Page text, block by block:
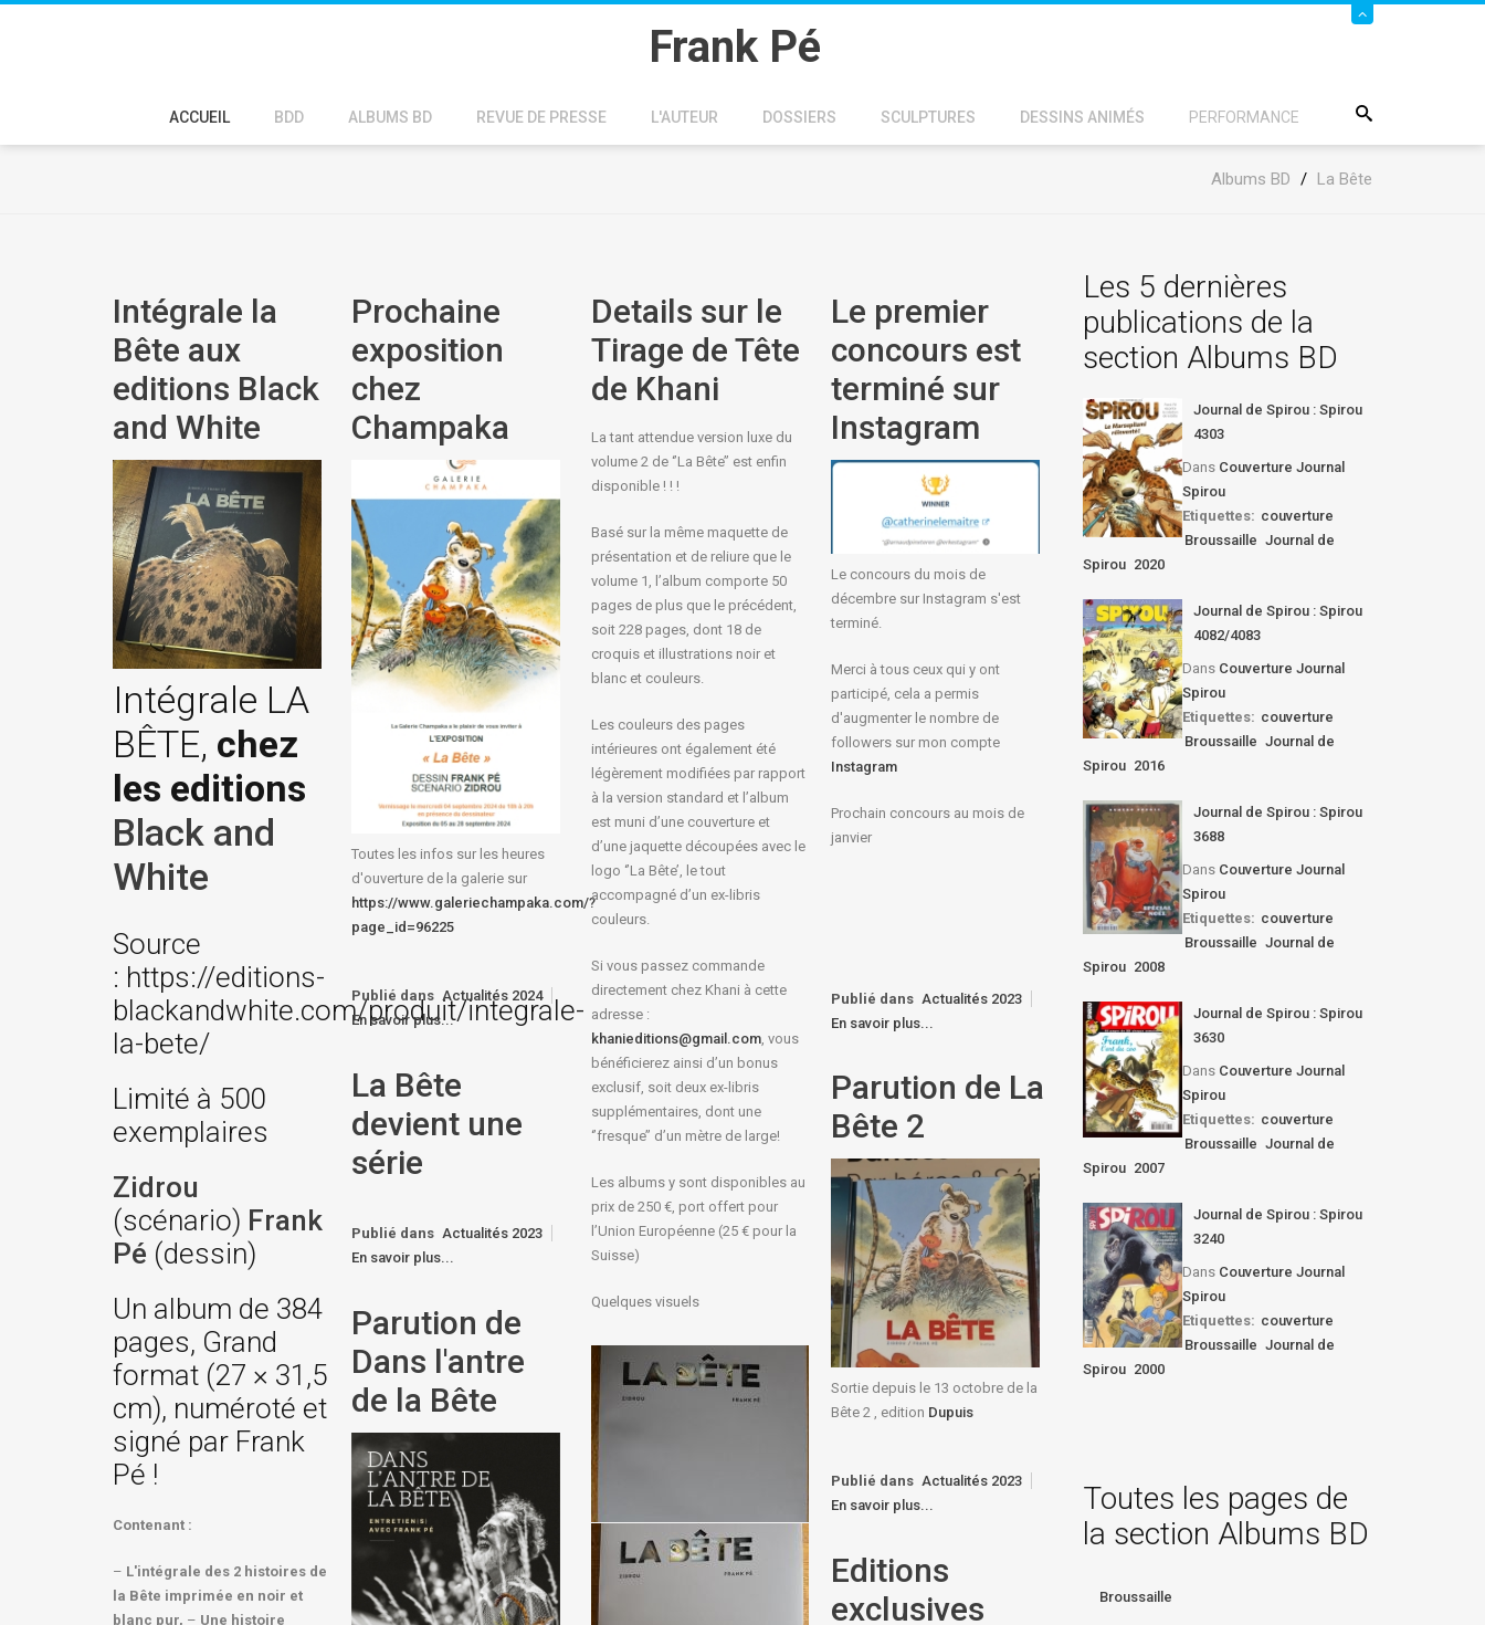
Frank Pé
ACCUEIL BDD ALBUMS BD REVUE DE PRESSE L'AUTEUR DOSSIERS SCULPTURES DESSINS ANIMÉS PERFORMANCE
Albums BD / La Bête
Intégrale la
Bête aux
editions Black
and White
Intégrale LA
BÊTE, chez
les editions
Black and
White
Source
: https://editions-
blackandwhite.com/produit/integrale-
la-bete/
Limité à 500
exemplaires
Zidrou
(scénario) Frank
Pé (dessin)
Un album de 384
pages, Grand
format (27 × 31,5
cm), numéroté et
signé par Frank
Pé !
Contenant :
– L'intégrale des 2 histoires de
la Bête imprimée en noir et
blanc pur, – Une histoire
Prochaine
exposition
chez
Champaka
Toutes les infos sur les heures
d'ouverture de la galerie sur
https://www.galeriechampaka.com/?
page_id=96225
Publié dans Actualités 2024
En savoir plus...
Details sur le
Tirage de Tête
de Khani
La tant attendue version luxe du
volume 2 de ‘’La Bête’’ est enfin
disponible ! ! !
Basé sur la même maquette de
présentation et de reliure que le
volume 1, l’album comporte 50
pages de plus que le précédent,
soit 228 pages, dont 18 de
croquis et illustrations noir et
blanc et couleurs.
Les couleurs des pages
intérieures ont également été
légèrement modifiées par rapport
à la version standard et l’album
est muni d’une couverture et
d’une jaquette découpées avec le
logo ‘’La Bête’, le tout
accompagné d’un ex-libris
couleurs.
Si vous passez commande
directement chez Khani à cette
adresse :
khanieditions@gmail.com, vous
bénéficierez ainsi d’un bonus
exclusif, soit deux ex-libris
supplémentaires, dont une
‘’fresque’’ d’un mètre de large!
Les albums y sont disponibles au
prix de 250 €, port offert pour
l’Union Européenne (25 € pour la
Suisse)
Quelques visuels
Le premier
concours est
terminé sur
Instagram
Le concours du mois de
décembre sur Instagram s'est
terminé.
Merci à tous ceux qui y ont
participé, cela a permis
d'augmenter le nombre de
followers sur mon compte
Instagram
Prochain concours au mois de
janvier
Publié dans Actualités 2023
En savoir plus...
La Bête
devient une
série
Publié dans Actualités 2023
En savoir plus...
Parution de La
Bête 2
Sortie depuis le 13 octobre de la
Bête 2 , edition Dupuis
Publié dans Actualités 2023
En savoir plus...
Parution de
Dans l'antre
de la Bête
Editions
exclusives
Les 5 dernières
publications de la
section Albums BD
Journal de Spirou : Spirou
4303
Dans Couverture Journal
Spirou
Etiquettes: couverture
Broussaille Journal de
Spirou 2020
Journal de Spirou : Spirou
4082/4083
Dans Couverture Journal
Spirou
Etiquettes: couverture
Broussaille Journal de
Spirou 2016
Journal de Spirou : Spirou
3688
Dans Couverture Journal
Spirou
Etiquettes: couverture
Broussaille Journal de
Spirou 2008
Journal de Spirou : Spirou
3630
Dans Couverture Journal
Spirou
Etiquettes: couverture
Broussaille Journal de
Spirou 2007
Journal de Spirou : Spirou
3240
Dans Couverture Journal
Spirou
Etiquettes: couverture
Broussaille Journal de
Spirou 2000
Toutes les pages de
la section Albums BD
Broussaille